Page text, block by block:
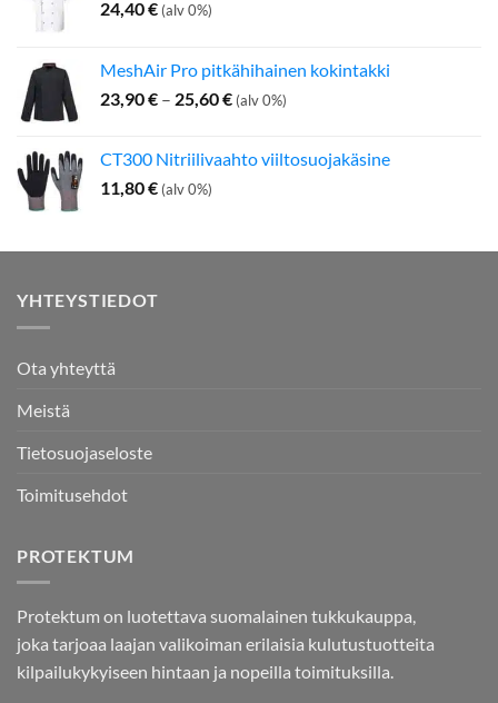
24,40€ (alv 0%)
MeshAir Pro pitkähihainen kokintakki
23,90€ – 25,60€Hintaluokka:
25,60 €
(alv 0%)
CT300 Nitriilivaahto viiltosuojakäsine
11,80€ (alv 0%)
YHTEYSTIEDOT
Ota yhteyttä
Meistä
Tietosuojaseloste
Toimitusehdot
PROTEKTUM
Protektum on luotettava suomalainen tukkukauppa,
joka tarjoaa laajan valikoiman erilaisia kulutustuotteita
kilpailukykyiseen hintaan ja nopeilla toimituksilla.